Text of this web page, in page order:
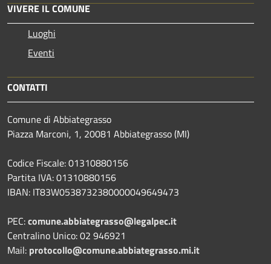
VIVERE IL COMUNE
Luoghi
Eventi
CONTATTI
Comune di Abbiategrasso
Piazza Marconi, 1, 20081 Abbiategrasso (MI)
Codice Fiscale: 01310880156
Partita IVA: 01310880156
IBAN: IT83W0538732380000049649473
PEC:comune.abbiategrasso@legalpec.it
Centralino Unico: 02 946921
Mail: protocollo@comune.abbiategrasso.mi.it